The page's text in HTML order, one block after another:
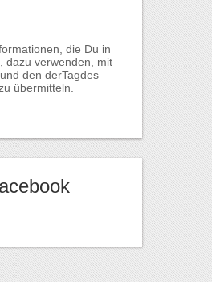
die Du in
dazu verwenden, mit
den derTagdes
übermitteln.